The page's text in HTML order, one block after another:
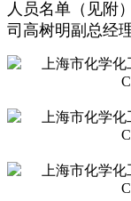
人员名单（见附
司高树明副总经